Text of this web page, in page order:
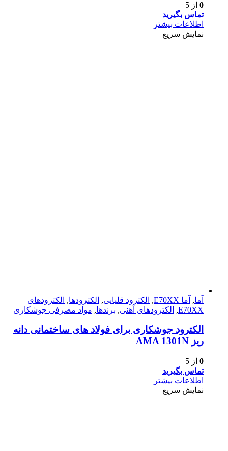
0 از 5
تماس بگیرید
اطلاعات بیشتر
نمایش سریع
آما, آما E70XX , الکترود قلیایی, الکترودها, الکترود‌های
E70XX
, الکترود‌های آهنی, برندها, مواد مصرفی جوشکاری
الکترود جوشکاری برای فولاد های ساختمانی دانه
ریز AMA 1301N
0 از 5
تماس بگیرید
اطلاعات بیشتر
نمایش سریع